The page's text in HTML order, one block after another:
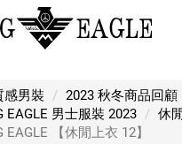
感男裝
2023 秋冬商品回顧
EAGLE 男士服裝 2023
休
EAGLE 【休閒上衣 12】